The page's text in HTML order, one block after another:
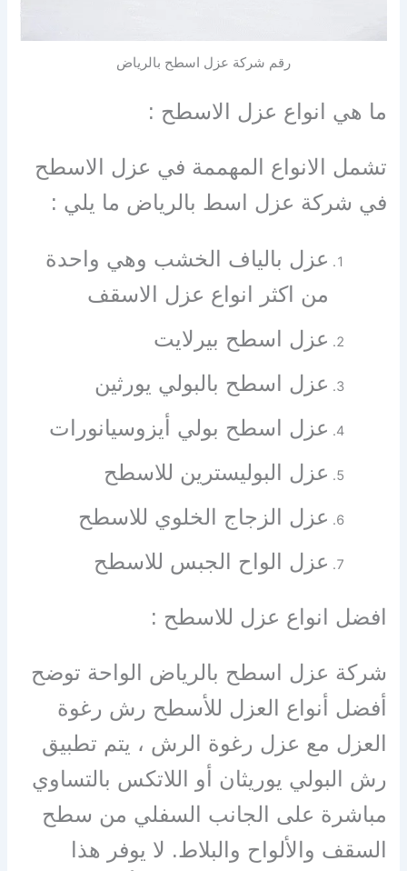
رقم شركة عزل اسطح بالرياض
ما هي انواع عزل الاسطح :
تشمل الانواع المهممة في عزل الاسطح
في شركة عزل اسط بالرياض ما يلي :
عزل بالياف الخشب وهي واحدة
من اكثر انواع عزل الاسقف
عزل اسطح بيرلايت
عزل اسطح بالبولي يورثين
عزل اسطح بولي أيزوسيانورات
عزل البوليسترين للاسطح
عزل الزجاج الخلوي للاسطح
عزل الواح الجبس للاسطح
افضل انواع عزل للاسطح :
شركة عزل اسطح بالرياض الواحة توضح
أفضل أنواع العزل للأسطح رش رغوة
العزل مع عزل رغوة الرش ، يتم تطبيق
رش البولي يوريثان أو اللاتكس بالتساوي
مباشرة على الجانب السفلي من سطح
السقف والألواح والبلاط. لا يوفر هذا